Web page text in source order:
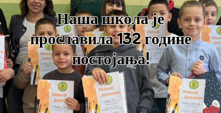
Наша школа је
прославила 132 године
постојања!